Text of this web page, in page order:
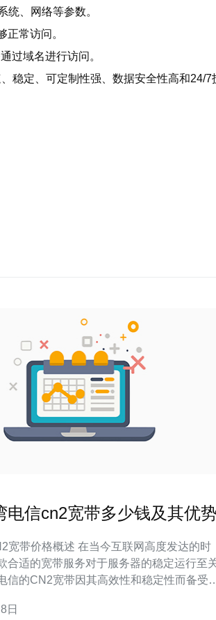
、网络等参数。
正常访问。
过域名进行访问。
稳定、可定制性强、数据安全性高和24/
电信cn2宽带多少钱及其优势
宽带价格概述 在当今互联网高度发达的时
合适的宽带服务对于服务器的稳定运行至
信的CN2宽带因其高效性和稳定性而备受
宽带的套餐价格从每月新台币1500元到
日